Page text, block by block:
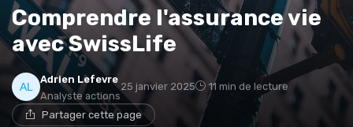
Comprendre l'assurance vie
avec SwissLife
Adrien Lefevre
Analyste actions
25 janvier 2025 11 min de lecture
Partager cette page